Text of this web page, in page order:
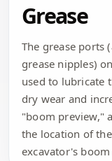
Grease
The grease ports
grease nipples)
used to lubricate
dry wear and
"boom preview,"
the location of
excavator's